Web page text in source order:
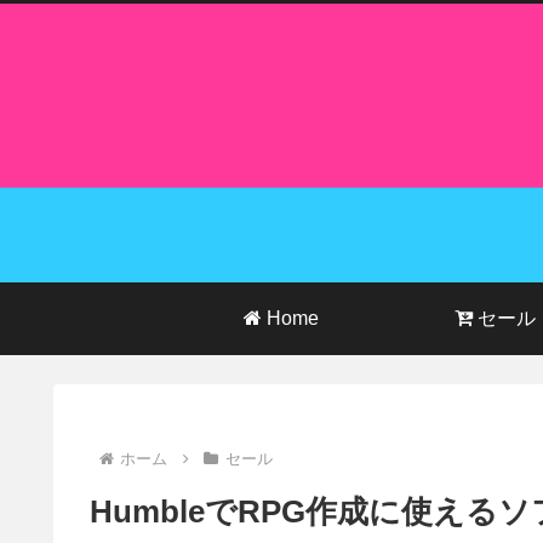
Home セール
ホーム セール
HumbleでRPG作成に使える